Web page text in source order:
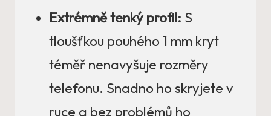
Extrémně tenký profil: S
tloušťkou pouhého 1 mm kryt
téměř nenavyšuje rozměry
telefonu. Snadno ho skryjete v
ruce a bez problémů ho